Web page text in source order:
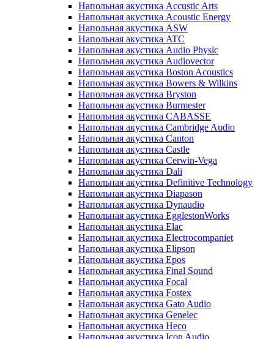
Напольная акустика Accustic Arts
Напольная акустика Acoustic Energy
Напольная акустика ASW
Напольная акустика ATC
Напольная акустика Audio Physic
Напольная акустика Audiovector
Напольная акустика Boston Acoustics
Напольная акустика Bowers & Wilkins
Напольная акустика Bryston
Напольная акустика Burmester
Напольная акустика CABASSE
Напольная акустика Cambridge Audio
Напольная акустика Canton
Напольная акустика Castle
Напольная акустика Cerwin-Vega
Напольная акустика Dali
Напольная акустика Definitive Technology
Напольная акустика Diapason
Напольная акустика Dynaudio
Напольная акустика EgglestonWorks
Напольная акустика Elac
Напольная акустика Electrocompaniet
Напольная акустика Elipson
Напольная акустика Epos
Напольная акустика Final Sound
Напольная акустика Focal
Напольная акустика Fostex
Напольная акустика Gato Audio
Напольная акустика Genelec
Напольная акустика Heco